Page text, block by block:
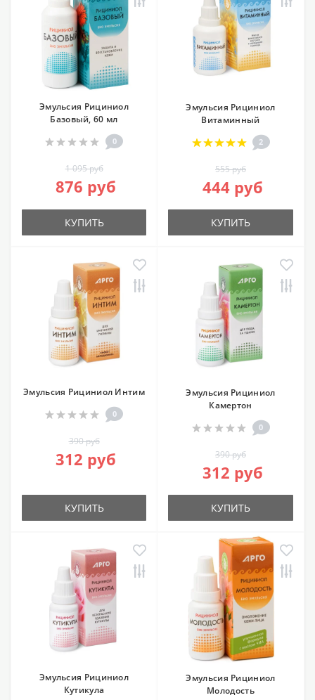
Эмульсия Рициниол
Базовый, 60 мл
0
1 095 руб
876 руб
КУПИТЬ
Эмульсия Рициниол
Витаминный
2
555 руб
444 руб
КУПИТЬ
Эмульсия Рициниол Интим
0
390 руб
312 руб
КУПИТЬ
Эмульсия Рициниол
Камертон
0
390 руб
312 руб
КУПИТЬ
Эмульсия Рициниол
Кутикула
Эмульсия Рициниол
Молодость